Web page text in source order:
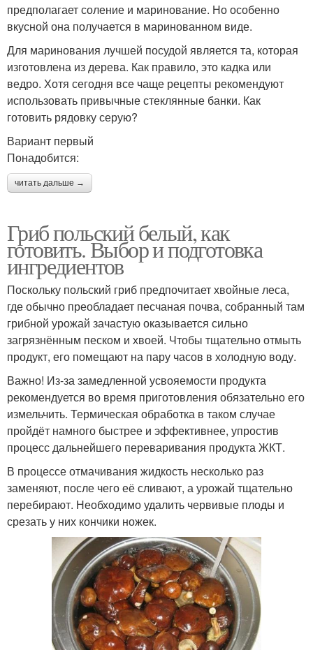
предполагает соление и маринование. Но особенно
вкусной она получается в маринованном виде.
Для маринования лучшей посудой является та, которая
изготовлена из дерева. Как правило, это кадка или
ведро. Хотя сегодня все чаще рецепты рекомендуют
использовать привычные стеклянные банки. Как
готовить рядовку серую?
Вариант первый
Понадобится:
читать дальше →
Гриб польский белый, как
готовить. Выбор и подготовка
ингредиентов
Поскольку польский гриб предпочитает хвойные леса,
где обычно преобладает песчаная почва, собранный там
грибной урожай зачастую оказывается сильно
загрязнённым песком и хвоей. Чтобы тщательно отмыть
продукт, его помещают на пару часов в холодную воду.
Важно! Из-за замедленной усвояемости продукта
рекомендуется во время приготовления обязательно его
измельчить. Термическая обработка в таком случае
пройдёт намного быстрее и эффективнее, упростив
процесс дальнейшего переваривания продукта ЖКТ.
В процессе отмачивания жидкость несколько раз
заменяют, после чего её сливают, а урожай тщательно
перебирают. Необходимо удалить червивые плоды и
срезать у них кончики ножек.